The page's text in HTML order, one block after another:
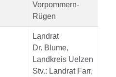
Vorpommern-
Rügen
Landrat
Dr. Blume,
Landkreis Uelzen
Stv.: Landrat Farr,